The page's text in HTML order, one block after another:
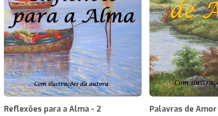
Reflexões para a Alma - 2 Palavras de Amor